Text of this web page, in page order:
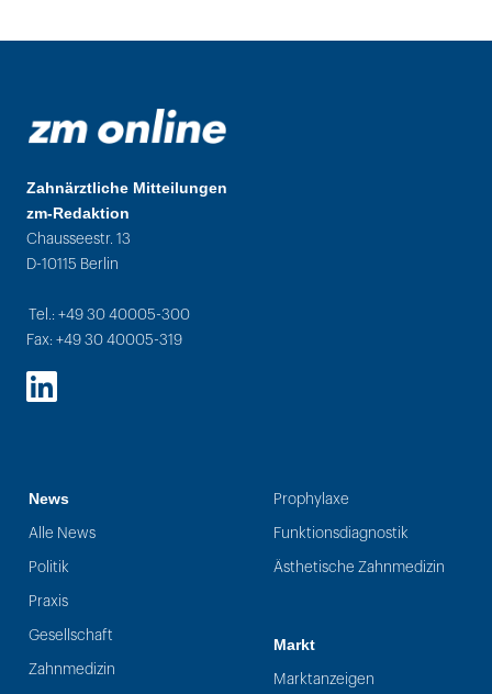
Zahnärztliche Mitteilungen
zm-Redaktion
Chausseestr. 13
D-10115 Berlin
Tel.: +49 30 40005-300
Fax: +49 30 40005-319
LinkedIn
News
Alle News
Politik
Praxis
Gesellschaft
Zahnmedizin
Prophylaxe
Funktionsdiagnostik
Ästhetische Zahnmedizin
Markt
Marktanzeigen